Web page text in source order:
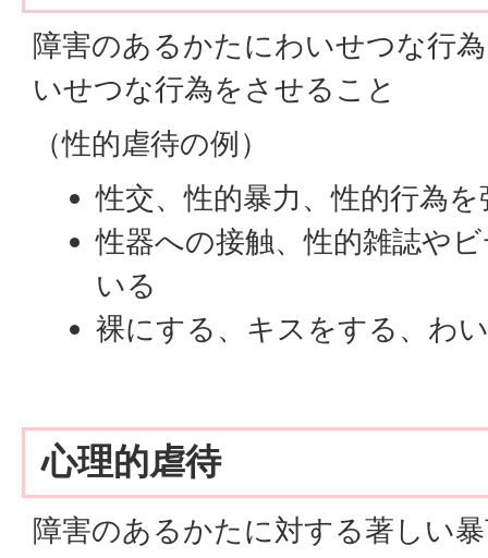
障害のあるかたにわいせつな行
いせつな行為をさせること
（性的虐待の例）
性交、性的暴力、性的行為
性器への接触、性的雑誌や
いる
裸にする、キスをする、わ
心理的虐待
障害のあるかたに対する著しい